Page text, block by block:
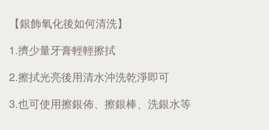
【銀飾氧化後如何清洗】
1.擠少量牙膏輕輕擦拭
2.擦拭光亮後用清水沖洗乾淨即可
3.也可使用擦銀佈、擦銀棒、洗銀水等